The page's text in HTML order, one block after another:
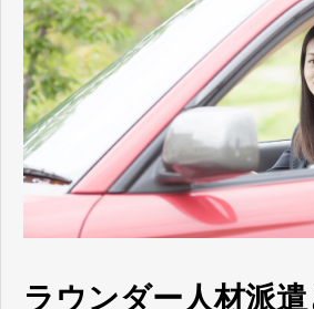
会社概要
ラウンダー人材派